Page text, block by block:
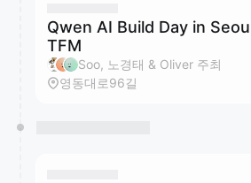
Qwen AI Build Day in
TFM
Soo, 노경태 & Oliver 주최
영동대로96길